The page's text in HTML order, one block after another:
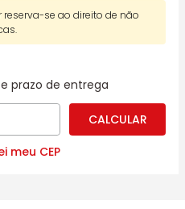
reserva-se ao direito de não
prazo de entrega
meu CEP